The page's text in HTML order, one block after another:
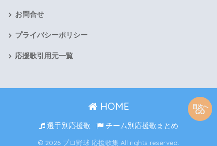
目次へ
GO
お問合せ
プライバシーポリシー
応援歌引用元一覧
HOME
選手別応援歌 チーム別応援歌まとめ
© 2026 プロ野球 応援歌集 All rights reserved.